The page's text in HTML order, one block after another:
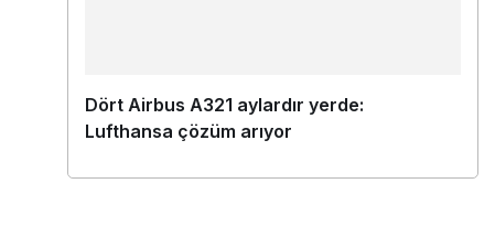
Dört Airbus A321 aylardır yerde:
Lufthansa çözüm arıyor